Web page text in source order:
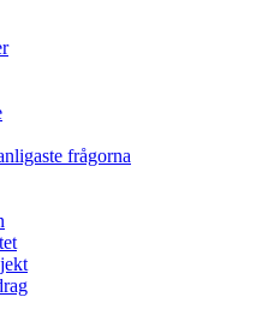
frågorna